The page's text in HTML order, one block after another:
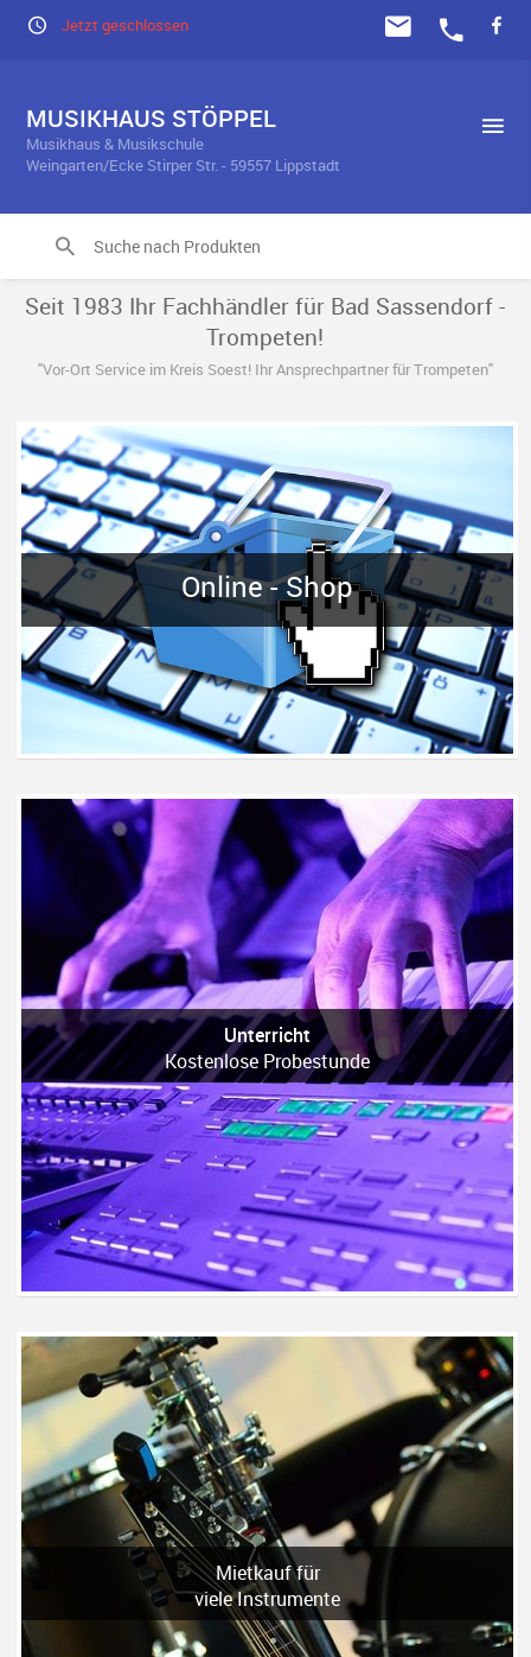
Jetzt geschlossen
MUSIKHAUS STÖPPEL
Musikhaus & Musikschule
Weingarten/Ecke Stirper Str. - 59557 Lippstadt
Seit 1983 Ihr Fachhändler für Bad Sassendorf -
Trompeten!
"Vor-Ort Service im Kreis Soest! Ihr Ansprechpartner für Trompeten"
Online - Shop
Unterricht
Kostenlose Probestunde
Mietkauf für
viele Instrumente